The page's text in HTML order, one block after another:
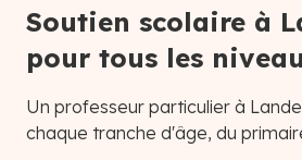
Soutien scolaire à
pour tous les
Un professeur particulier à
chaque tranche d'âge, du